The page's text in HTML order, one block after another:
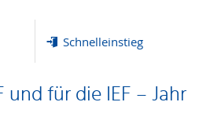
Schnelleinstieg
und für die IEF – Jahr